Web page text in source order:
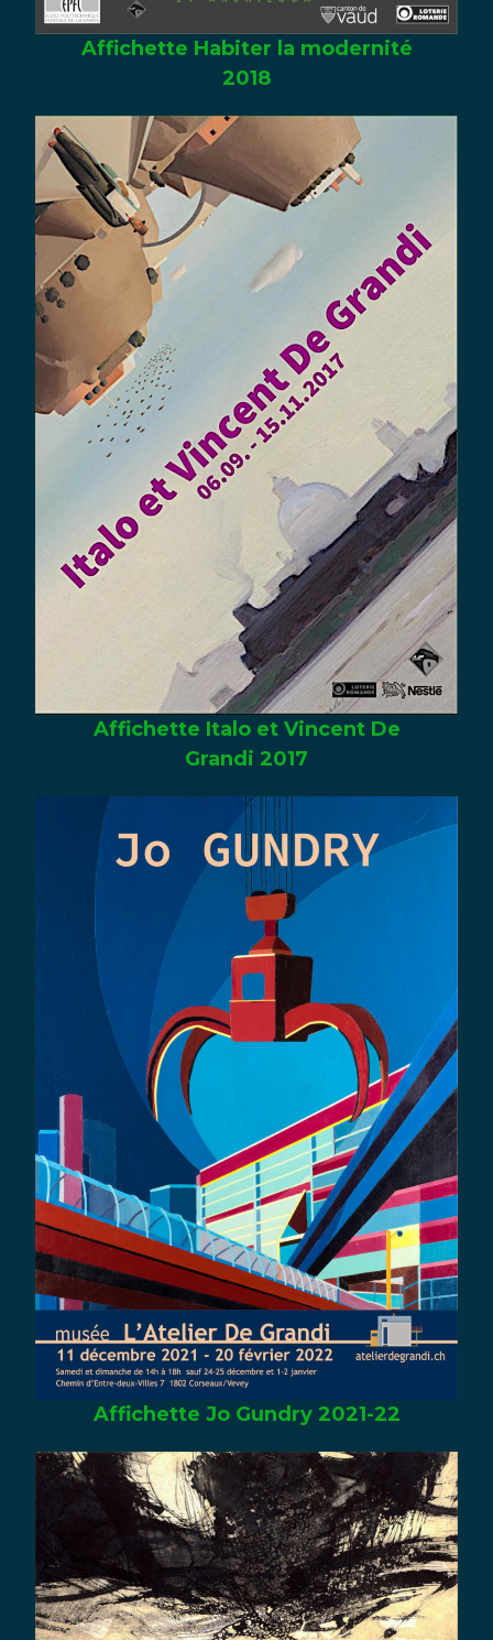
Affichette Habiter la modernité
2018
Affichette Italo et Vincent De
Grandi 2017
Affichette Jo Gundry 2021-22